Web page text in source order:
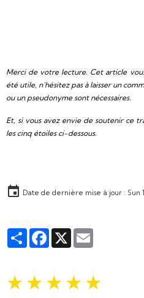
Merci de votre lecture. Cet article
été utile, n’hésitez pas à laisser un
ou un pseudonyme sont nécessaires.
Et, si vous avez envie de soutenir ce
les cinq étoiles ci-dessous.
Date de dernière mise à jour : Sun
PartagerFacebook
X
★★★★★